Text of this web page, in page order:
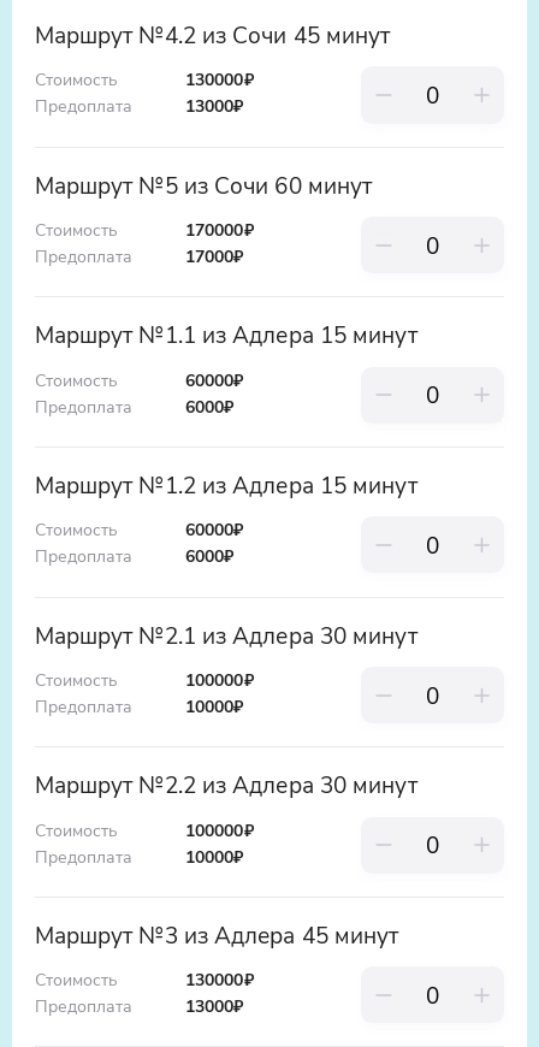
Маршрут №4 60 минут: Форелевое
хозяйство, Олимпийский пара, Скайпарк,
Красная Поляна, Гора Ахун
Красная Поляна, Озеро Кардывач
Маршрут №4.2 из Сочи 45 минут
Стоимость
Предоплата
130000₽
13000₽
Маршрут №5 из Сочи 60 минут
Стоимость
Предоплата
170000₽
17000₽
Маршрут №1.1 из Адлера 15 минут
Стоимость
Предоплата
60000₽
6000₽
Маршрут №1.2 из Адлера 15 минут
Стоимость
Предоплата
60000₽
6000₽
Маршрут №2.1 из Адлера 30 минут
Стоимость
Предоплата
100000₽
10000₽
Маршрут №2.2 из Адлера 30 минут
Стоимость
Предоплата
100000₽
10000₽
Маршрут №3 из Адлера 45 минут
Стоимость
Предоплата
130000₽
13000₽